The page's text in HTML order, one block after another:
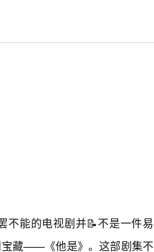
不能的电视剧并📝不是一件易
宝藏——《他是》。这部剧集不